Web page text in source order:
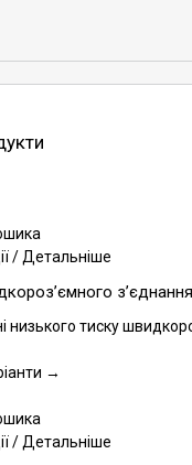
Цей
має
кілька
Параметри
вибрати
на
/Детальніше
низького тиску
→
Цей
/Детальніше